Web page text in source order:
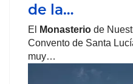
de la…
El Monasterio de
Convento de Santa
muy…